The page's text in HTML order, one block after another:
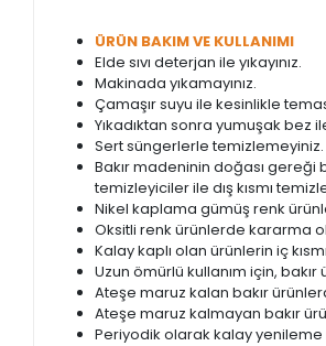
ÜRÜN BAKIM VE KULLANIMI
Elde sıvı deterjan ile yıkayınız.
Makinada yıkamayınız.
Çamaşır suyu ile kesinlikle
Yıkadıktan sonra yumuşak bez
Sert süngerlerle temizlemeyiniz.
Bakır madeninin doğası
temizleyiciler ile dış kısmı
Nikel kaplama gümüş renk
Oksitli renk ürünlerde kararma
Kalay kaplı olan ürünlerin iç
Uzun ömürlü kullanım için,
Ateşe maruz kalan bakır
Ateşe maruz kalmayan bakır
Periyodik olarak kalay